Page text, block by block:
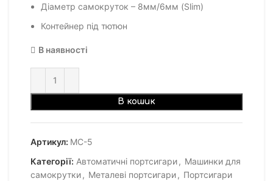
Діаметр самокруток – 8мм/6мм (Slim)
Контейнер під тютюн
В наявності
В кошик
Артикул: МС-5
Категорії: Автоматичні портсигари, Машинки для
самокрутки, Металеві портсигари, Портсигари